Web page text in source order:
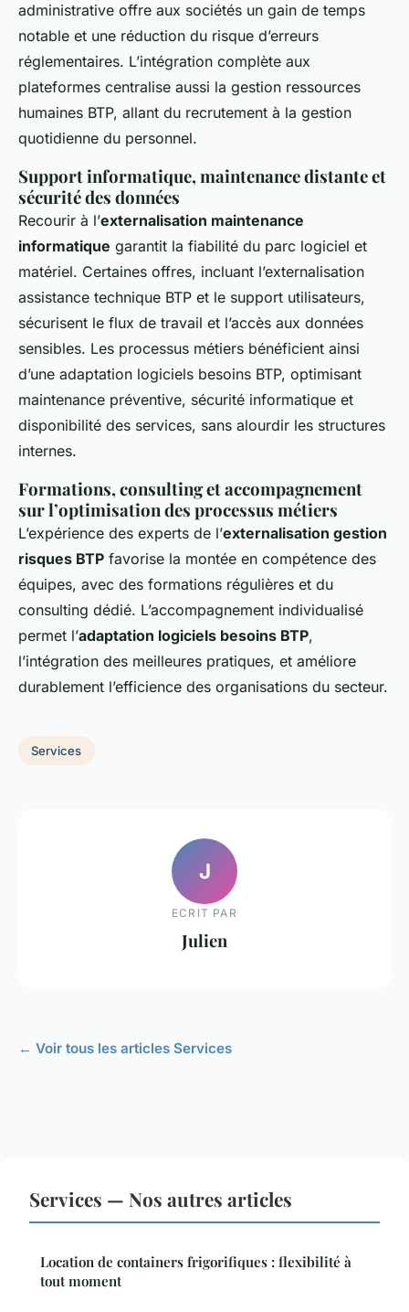
administrative offre aux sociétés un gain de temps
notable et une réduction du risque d’erreurs
réglementaires. L’intégration complète aux
plateformes centralise aussi la gestion ressources
humaines BTP, allant du recrutement à la gestion
quotidienne du personnel.
Support informatique, maintenance distante et
sécurité des données
Recourir à l’externalisation maintenance
informatique garantit la fiabilité du parc logiciel et
matériel. Certaines offres, incluant l’externalisation
assistance technique BTP et le support utilisateurs,
sécurisent le flux de travail et l’accès aux données
sensibles. Les processus métiers bénéficient ainsi
d’une adaptation logiciels besoins BTP, optimisant
maintenance préventive, sécurité informatique et
disponibilité des services, sans alourdir les structures
internes.
Formations, consulting et accompagnement
sur l’optimisation des processus métiers
L’expérience des experts de l’externalisation gestion
risques BTP favorise la montée en compétence des
équipes, avec des formations régulières et du
consulting dédié. L’accompagnement individualisé
permet l’adaptation logiciels besoins BTP,
l’intégration des meilleures pratiques, et améliore
durablement l’efficience des organisations du secteur.
Services
J
ECRIT PAR
Julien
← Voir tous les articles Services
Services — Nos autres articles
Location de containers frigorifiques : flexibilité à
tout moment